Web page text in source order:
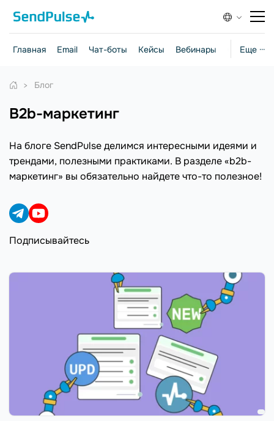
Еще ···
Главная Email Чат-боты Кейсы Вебинары Стратегии
Блог
b2b-маркетинг
На блоге SendPulse делимся интересными идеями и
трендами, полезными практиками. В разделе «b2b-
маркетинг» вы обязательно найдете что-то полезное!
Подписывайтесь